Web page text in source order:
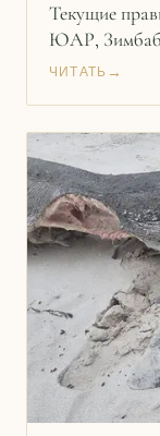
Текущие
ЮАР,
ЧИТАТЬ →